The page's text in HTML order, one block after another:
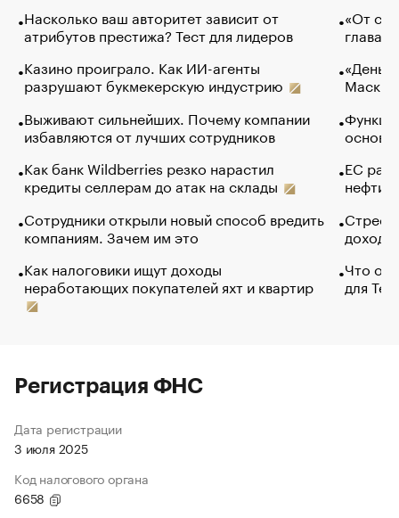
Насколько ваш авторитет зависит от
атрибутов престижа? Тест для лидеров
Казино проиграло. Как ИИ-агенты
разрушают букмекерскую индустрию
Выживают сильнейших. Почему компании
избавляются от лучших сотрудников
Как банк Wildberries резко нарастил
кредиты селлерам до атак на склады
Сотрудники открыли новый способ вредить
компаниям. Зачем им это
Как налоговики ищут доходы
неработающих покупателей яхт и квартир
«От
глава
Маск в
основ
ЕС
нефти
Что
для
Регистрация ФНС
Дата регистрации
3 июля 2025
Код налогового органа
6658